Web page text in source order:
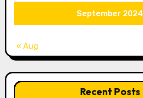
September 2024
« Aug
Recent Posts